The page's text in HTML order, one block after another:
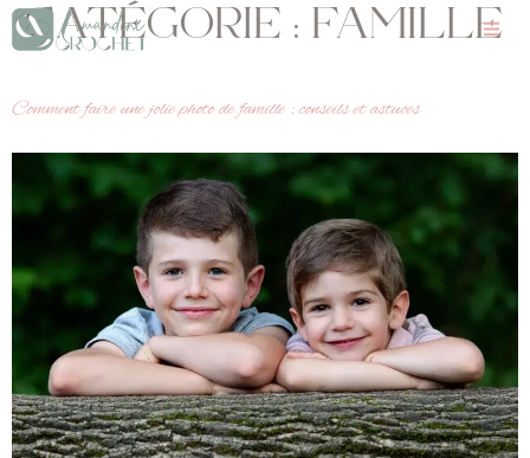
CATÉGORIE : FAMILLE
Comment faire une jolie photo de famille : conseils et astuces